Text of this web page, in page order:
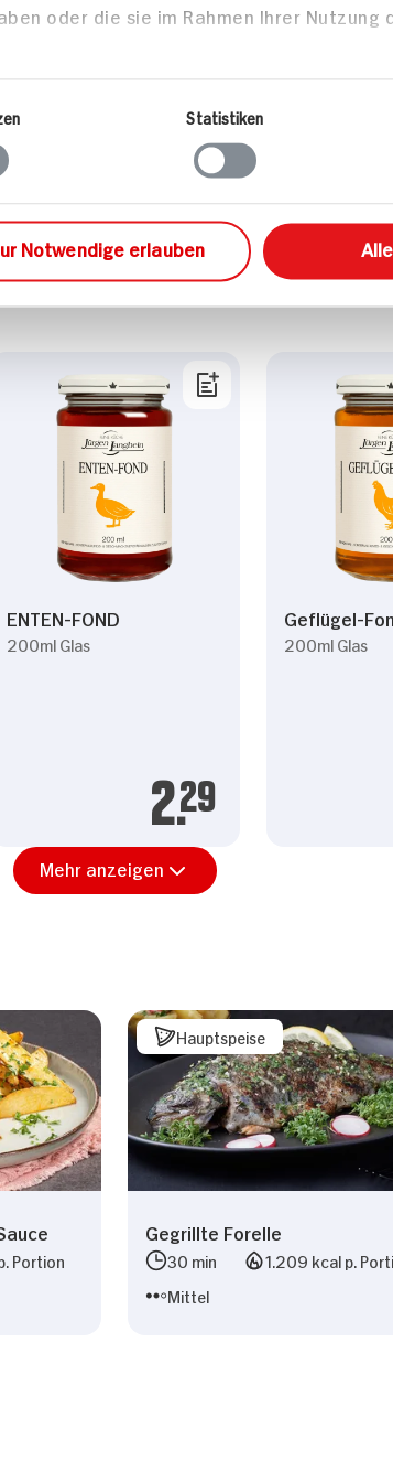
oder die sie im Rahmen Ihrer Nutzung
Statistiken
Notwendige erlauben
3g
ENTEN-FOND
200ml Glas
2.29
Geflügel-
200ml Glas
Mehr anzeigen
Portion
Hauptspeise
Gegrillte Forelle
30 min
1.209 kcal p.
Mittel